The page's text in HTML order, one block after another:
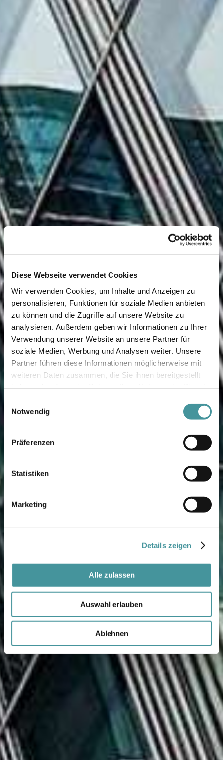
Diese Webseite verwendet Cookies
Wir verwenden Cookies, um Inhalte und Anzeigen zu
personalisieren, Funktionen für soziale Medien anbieten
zu können und die Zugriffe auf unsere Website zu
analysieren. Außerdem geben wir Informationen zu Ihrer
Verwendung unserer Website an unsere Partner für
soziale Medien, Werbung und Analysen weiter. Unsere
Partner führen diese Informationen möglicherweise mit
weiteren Daten zusammen, die Sie ihnen bereitgestellt
Notwendig
Präferenzen
Statistiken
Marketing
Details zeigen
Alle zulassen
Auswahl erlauben
Ablehnen